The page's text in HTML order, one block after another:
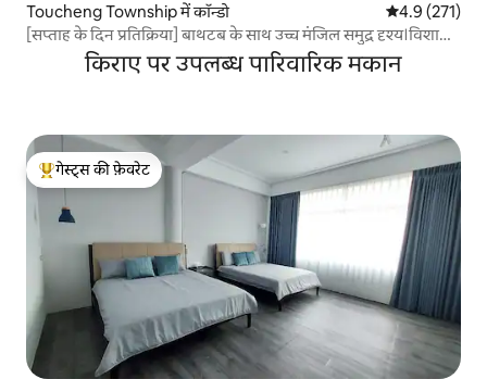
Toucheng Township में कॉन्डो औसत रेटिंग 5 में
4.9 (271)
[सप्ताह के दिन प्रतिक्रिया] बाथटब के साथ उच्च मंजिल समुद्र दृश्य।विशाल
बेड। इनडोर पार्किंग।स्विमिंग पूल। साइकिल। 65 "4K टीवी 15 tsubo
कमरा। समुद्र के लिए 300 मीटर
किराए पर उपलब्ध पारिवारिक मकान
गेस्ट्स का टॉप फ़ेवरेट
गेस्ट्स की फ़ेवरेट